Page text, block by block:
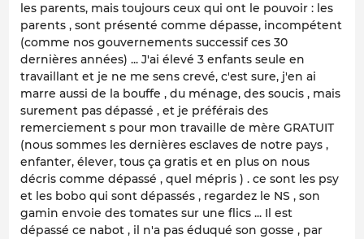
les parents, mais toujours ceux qui ont le pouvoir : les
parents , sont présenté comme dépasse, incompétent
(comme nos gouvernements successif ces 30
dernières années) ... J'ai élevé 3 enfants seule en
travaillant et je ne me sens crevé, c'est sure, j'en ai
marre aussi de la bouffe , du ménage, des soucis , mais
surement pas dépassé , et je préférais des
remerciement s pour mon travaille de mère GRATUIT
(nous sommes les dernières esclaves de notre pays ,
enfanter, élever, tous ça gratis et en plus on nous
décris comme dépassé , quel mépris ) . ce sont les psy
et les bobo qui sont dépassés , regardez le NS , son
gamin envoie des tomates sur une flics ... Il est
dépassé ce nabot , il n'a pas éduqué son gosse , par